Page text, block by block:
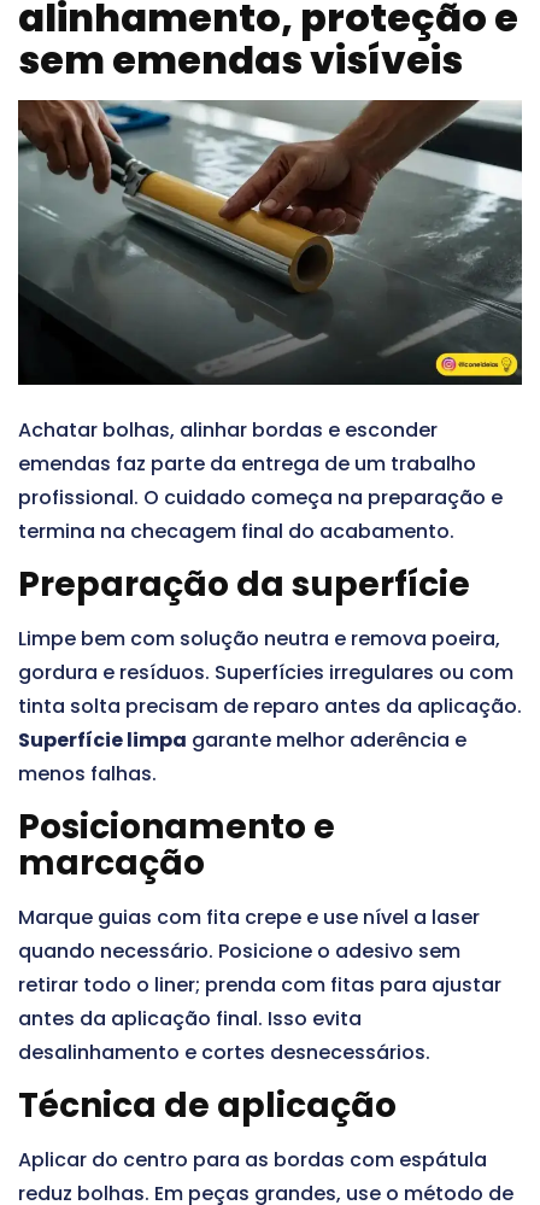
alinhamento, proteção e
sem emendas visíveis
Achatar bolhas, alinhar bordas e esconder
emendas faz parte da entrega de um trabalho
profissional. O cuidado começa na preparação e
termina na checagem final do acabamento.
Preparação da superfície
Limpe bem com solução neutra e remova poeira,
gordura e resíduos. Superfícies irregulares ou com
tinta solta precisam de reparo antes da aplicação.
Superfície limpa garante melhor aderência e
menos falhas.
Posicionamento e
marcação
Marque guias com fita crepe e use nível a laser
quando necessário. Posicione o adesivo sem
retirar todo o liner; prenda com fitas para ajustar
antes da aplicação final. Isso evita
desalinhamento e cortes desnecessários.
Técnica de aplicação
Aplicar do centro para as bordas com espátula
reduz bolhas. Em peças grandes, use o método de